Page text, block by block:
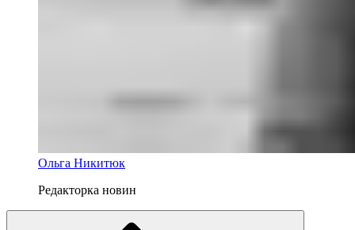
Ольга Никитюк
Редакторка новин